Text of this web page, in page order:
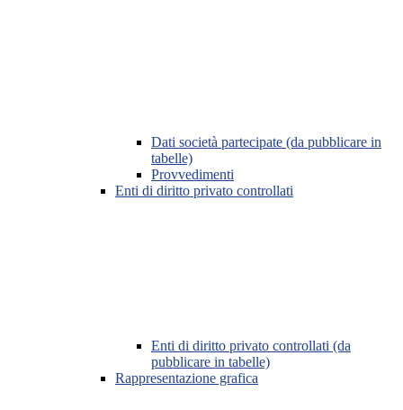
Dati società partecipate (da pubblicare in
tabelle)
Provvedimenti
Enti di diritto privato controllati
Enti di diritto privato controllati (da
pubblicare in tabelle)
Rappresentazione grafica